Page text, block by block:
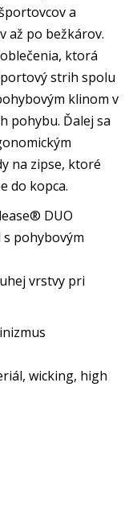
a
až po bežkárov.
ktorá
strih spolu
klinom v
pohybu. Ďalej sa
na zipse, ktoré
do kopca.
DUO
s pohybovým
vrstvy pri
wicking, high